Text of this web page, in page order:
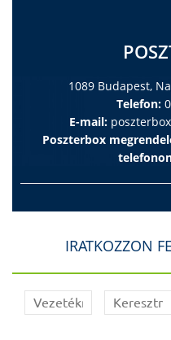
1089 Budapest,
Telefon:
E-mail:
Poszterbox
IRATKOZZON